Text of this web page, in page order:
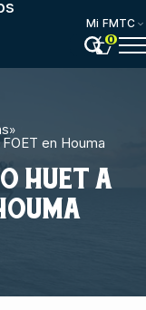
Mi FMTC
0
»
en Houma
HUET A